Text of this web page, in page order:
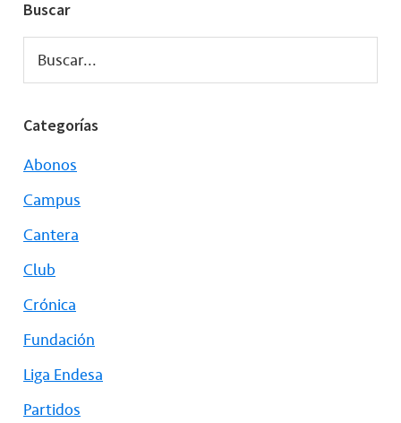
Buscar
Buscar...
Categorías
Abonos
Campus
Cantera
Club
Crónica
Fundación
Liga Endesa
Partidos